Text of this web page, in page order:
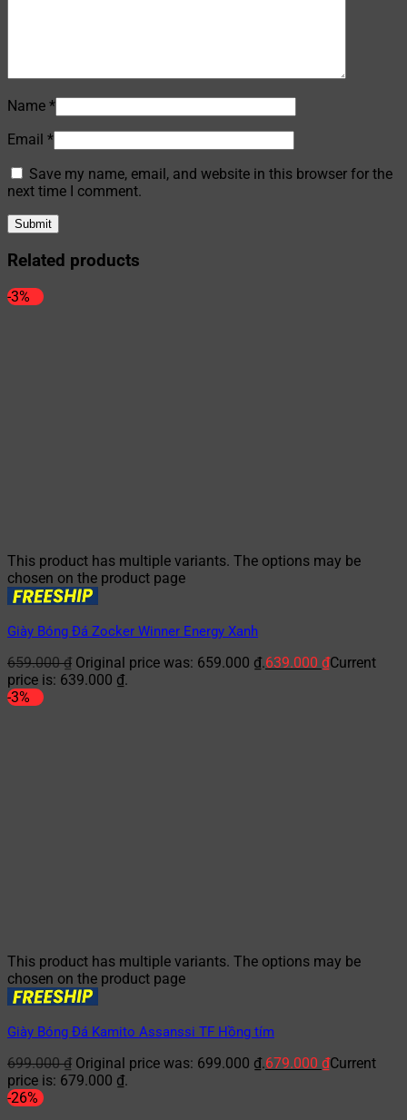
Name *
Email *
Save my name, email, and website in this browser for the
next time I comment.
Related products
-3%
This product has multiple variants. The options may be
chosen on the product page
Giày Bóng Đá Zocker Winner Energy Xanh
659.000₫ Original price was: 659.000 ₫.639.000 ₫Current
price is: 639.000 ₫.
-3%
This product has multiple variants. The options may be
chosen on the product page
Giày Bóng Đá Kamito Assanssi TF Hồng tím
699.000₫ Original price was: 699.000 ₫.679.000 ₫Current
price is: 679.000 ₫.
-26%